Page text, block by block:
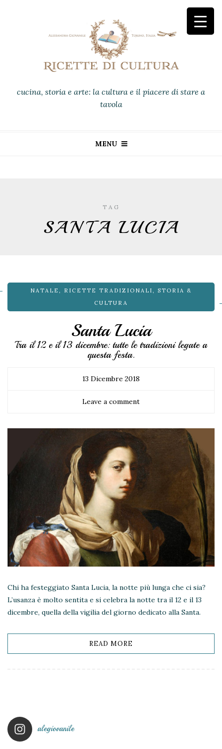
cucina, storia e arte: la cultura e il piacere di stare a
tavola
MENU
TAG
SANTA LUCIA
NATALE , RICETTE TRADIZIONALI , STORIA &
CULTURA
Santa Lucia
Tra il 12 e il 13 dicembre: tutte le tradizioni legate a
questa festa.
13 Dicembre 2018
Leave a comment
Chi ha festeggiato Santa Lucia, la notte più lunga che ci sia?
L’usanza è molto sentita e si celebra la notte tra il 12 e il 13
dicembre, quella della vigilia del giorno dedicato alla Santa.
READ MORE
alegiovanile